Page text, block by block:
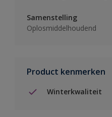
Samenstelling
Oplosmiddelhoudend
Product kenmerken
Winterkwaliteit